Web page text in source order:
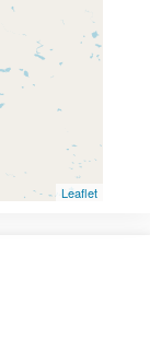
Leaflet